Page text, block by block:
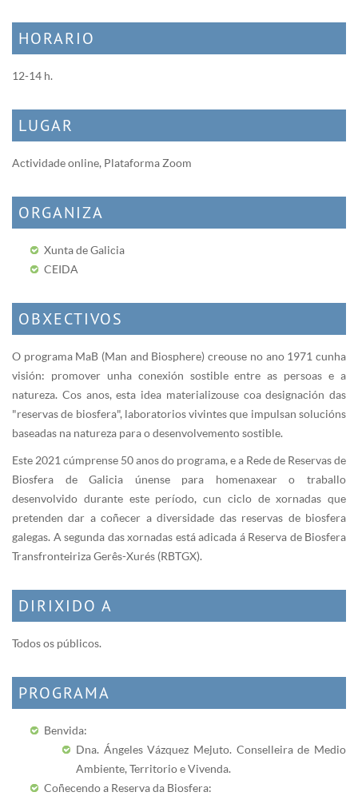
HORARIO
12-14 h.
LUGAR
Actividade online, Plataforma Zoom
ORGANIZA
Xunta de Galicia
CEIDA
OBXECTIVOS
O programa MaB (Man and Biosphere) creouse no ano 1971 cunha
visión: promover unha conexión sostible entre as persoas e a
natureza. Cos anos, esta idea materializouse coa designación das
"reservas de biosfera", laboratorios vivintes que impulsan solucións
baseadas na natureza para o desenvolvemento sostible.
Este 2021 cúmprense 50 anos do programa, e a Rede de Reservas de
Biosfera de Galicia únense para homenaxear o traballo
desenvolvido durante este período, cun ciclo de xornadas que
pretenden dar a coñecer a diversidade das reservas de biosfera
galegas. A segunda das xornadas está adicada á Reserva de Biosfera
Transfronteiriza Gerês-Xurés (RBTGX).
DIRIXIDO A
Todos os públicos.
PROGRAMA
Benvida:
Dna. Ángeles Vázquez Mejuto. Conselleira de Medio
Ambiente, Territorio e Vivenda.
Coñecendo a Reserva da Biosfera: